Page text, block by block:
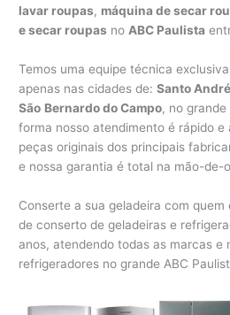
lavar roupas, máquina de secar
e secar roupas noABC Paulista
Temos uma equipe técnica
apenas nas cidades de:Santo André
São Bernardo do Campo, no grande
forma nosso atendimento é rápido e
peças originais dos principais
e nossa garantia é total na mão-de-
Conserte a sua geladeira com
de conserto de geladeiras e
anos, atendendo todas as marcas e
refrigeradores no grande ABC